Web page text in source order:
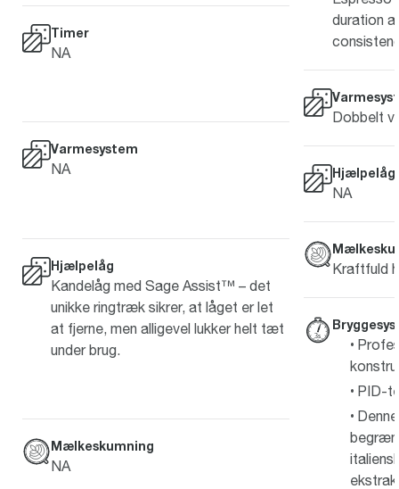
Timer
NA
Varmesystem
NA
Hjælpelåg
Kandelåg med Sage Assist™ – det
unikke ringtræk sikrer, at låget er let
at fjerne, men alligevel lukker helt tæt
under brug.
Mælkeskumning
NA
duration
Dobbelt
Hjælpelåg
NA
Kraftfuld
PID-